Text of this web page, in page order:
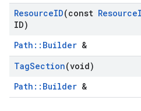
ResourceID(const Resource
ID)
Path::Builder &
TagSection(void)
Path::Builder &